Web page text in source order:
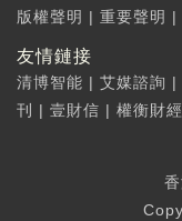
版權聲明 | 重要聲明 |
友情鏈接
清博智能 | 艾媒諮詢 |
刊
| 壹財信 | 權衡財經